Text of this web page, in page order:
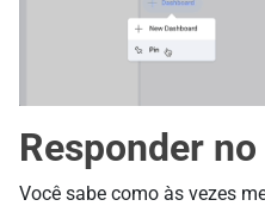
Responder
Você sabe como às vezes